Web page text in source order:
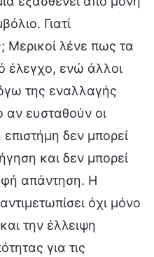
Γιατί
Μερικοί λένε πως τα
έλεγχο, ενώ άλλοι
της εναλλαγής
ευσταθούν οι
δεν μπορεί
και δεν μπορεί
απάντηση. Η
όχι μόνο
την έλλειψη
για τις